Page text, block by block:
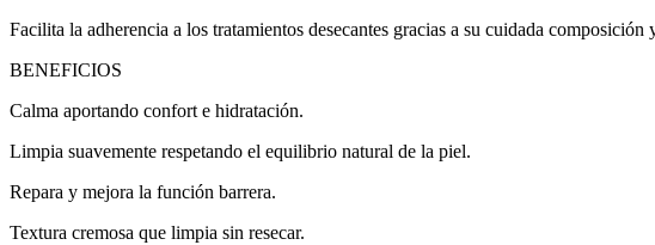
Facilita la adherencia a los tratamientos desecantes gracias a su cuidada
BENEFICIOS
Calma aportando confort e hidratación.
Limpia suavemente respetando el equilibrio natural de la piel.
Repara y mejora la función barrera.
Textura cremosa que limpia sin resecar.